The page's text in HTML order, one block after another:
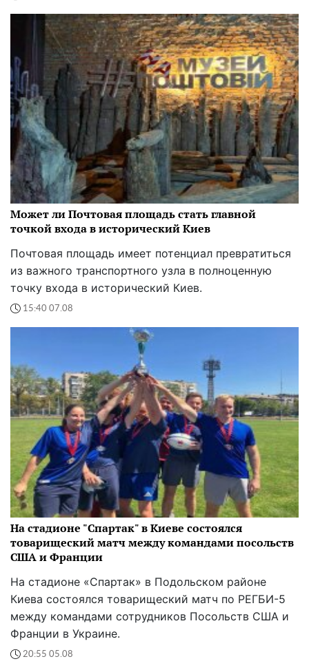
Может ли Почтовая площадь стать главной
точкой входа в исторический Киев
Почтовая площадь имеет потенциал превратиться
из важного транспортного узла в полноценную
точку входа в исторический Киев.
15:40 07.08
На стадионе "Спартак" в Киеве состоялся
товарищеский матч между командами посольств
США и Франции
На стадионе «Спартак» в Подольском районе
Киева состоялся товарищеский матч по РЕГБИ-5
между командами сотрудников Посольств США и
Франции в Украине.
20:55 05.08